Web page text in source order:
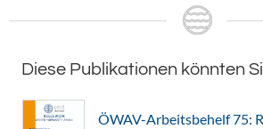
Diese Publikationen könnten
ÖWAV-Arbeitsbehelf 75: